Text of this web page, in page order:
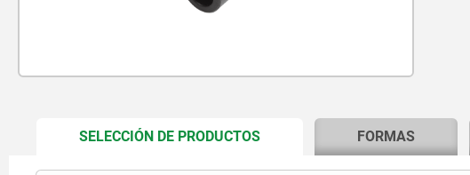
SELECCIÓN DE PRODUCTOSCURRENT
FORMAS